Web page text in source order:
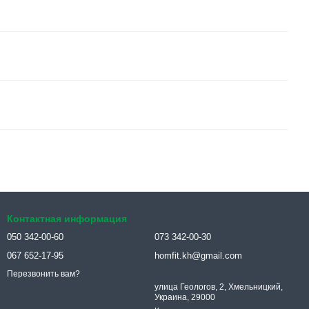
Контактная информация
050 342-00-60
067 652-17-95
Перезвонить вам?
073 342-00-30
homfit.kh@gmail.com
улица Геологов, 2, Хмельницкий,
Украина, 29000